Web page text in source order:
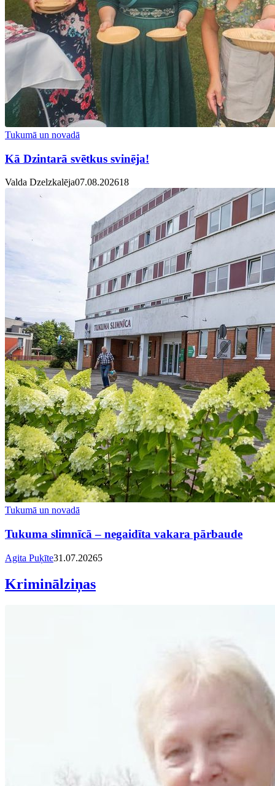
Tukumā un novadā
Kā Dzintarā svētkus svinēja!
Valda Dzelzkalēja07.08.202618
Tukumā un novadā
Tukuma slimnīcā – negaidīta vakara pārbaude
Agita Puķīte31.07.20265
Kriminālziņas